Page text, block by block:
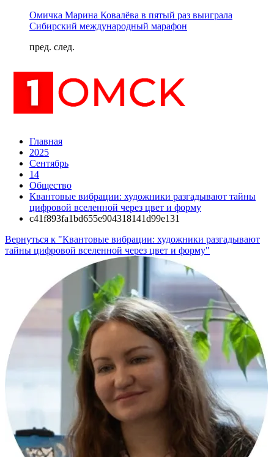
Омичка Марина Ковалёва в пятый раз выиграла
Сибирский международный марафон
пред. след.
Главная
2025
Сентябрь
14
Общество
Квантовые вибрации: художники разгадывают тайны
цифровой вселенной через цвет и форму
c41f893fa1bd655e904318141d99e131
Вернуться к "Квантовые вибрации: художники разгадывают
тайны цифровой вселенной через цвет и форму"